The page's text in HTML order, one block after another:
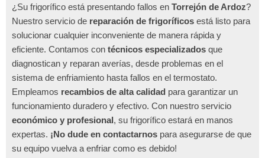
¿Su frigorífico está presentando fallos en Torrejón de Ardoz?
Nuestro servicio de reparación de frigoríficos está listo para
solucionar cualquier inconveniente de manera rápida y
eficiente. Contamos con técnicos especializados que
diagnostican y reparan averías, desde problemas en el
sistema de enfriamiento hasta fallos en el termostato.
Empleamos recambios de alta calidad para garantizar un
funcionamiento duradero y efectivo. Con nuestro servicio
económico y profesional, su frigorífico estará en manos
expertas. ¡No dude en contactarnos para asegurarse de que
su equipo vuelva a enfriar como es debido!